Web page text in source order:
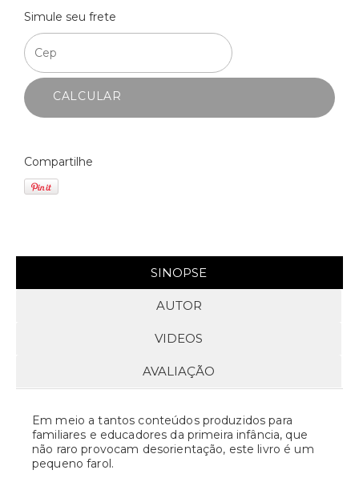
Simule seu frete
CALCULAR
Compartilhe
SINOPSE
AUTOR
VIDEOS
AVALIAÇÃO
Em meio a tantos conteúdos produzidos para
familiares e educadores da primeira infância, que
não raro provocam desorientação, este livro é um
pequeno farol.